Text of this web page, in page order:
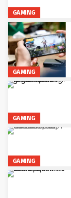
GAMING
GAMING
GAMING
GAMING